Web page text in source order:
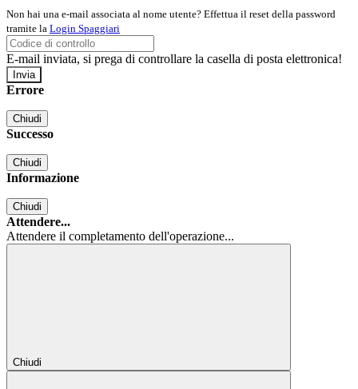
Non hai una e-mail associata al nome utente? Effettua il reset della password
tramite la Login Spaggiari
E-mail inviata, si prega di controllare la casella di posta elettronica!
Errore
Chiudi
Successo
Chiudi
Informazione
Chiudi
Attendere...
Attendere il completamento dell'operazione...
Chiudi